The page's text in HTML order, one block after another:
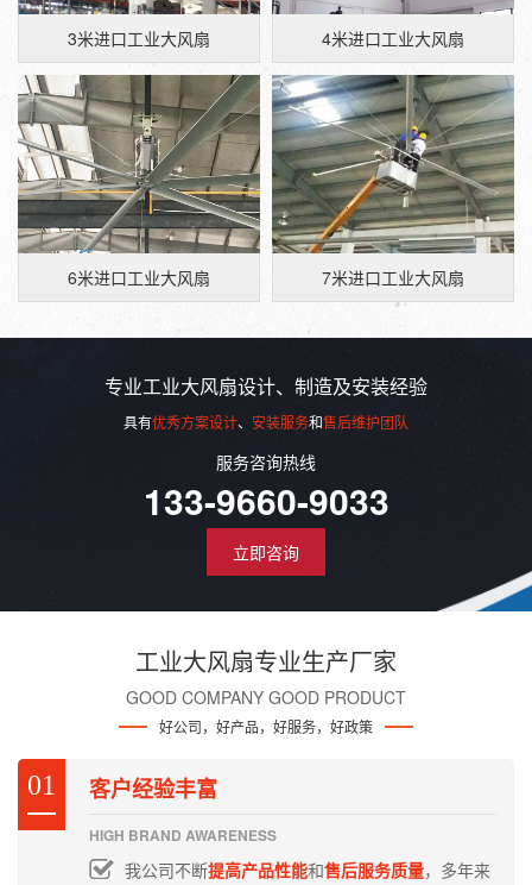
3米进口工业大风扇 4米进口工业大风扇
6米进口工业大风扇 7米进口工业大风扇
专业工业大风扇设计、制造及安装经验
具有优秀方案设计、 安装服务和售后维护团队
服务咨询热线
133-9660-9033
立即咨询
工业大风扇专业生产厂家
GOOD COMPANY GOOD PRODUCT
好公司，好产品，好服务，好政策
01 客户经验丰富
HIGH BRAND AWARENESS
我公司不断提高产品性能和售后服务质量，多年来